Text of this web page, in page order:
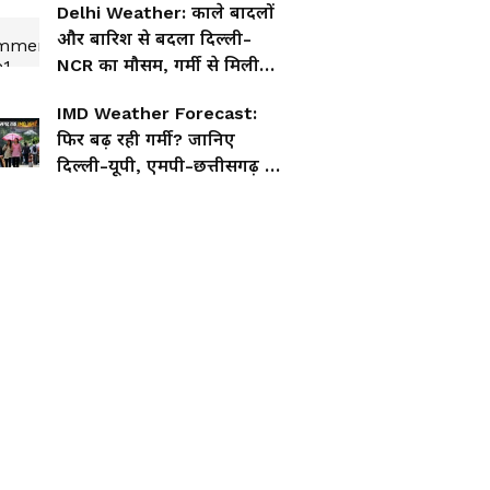
Delhi Weather: काले बादलों
और बारिश से बदला दिल्ली-
NCR का मौसम, गर्मी से मिली
IMD Weather Forecast:
फिर बढ़ रही गर्मी? जानिए
दिल्ली-यूपी, एमपी-छत्तीसगढ़ से